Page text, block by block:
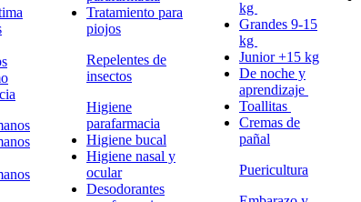
Tratamiento para
piojos
Repelentes de
insectos
Higiene
parafarmacia
Higiene bucal
Higiene nasal y
ocular
Desodorantes
kg
Grandes 9-15
kg
Junior +15 kg
De noche y
aprendizaje
Toallitas
Cremas de
pañal
Puericultura